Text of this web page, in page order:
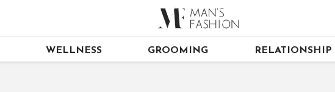
WELLNESS GROOMING RELATIONSHIP